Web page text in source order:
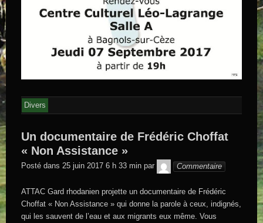
Divers
Un documentaire de Frédéric Choffat
« Non Assistance »
Posté dans 25 juin 2017 6 h 33 min par
GEGE DE
SAINTAND
Commentaire
ATTAC Gard rhodanien projette un documentaire de Frédéric
Choffat « Non Assistance » qui donne la parole à ceux, indignés,
qui les sauvent de l’eau et aux migrants eux même. Vous